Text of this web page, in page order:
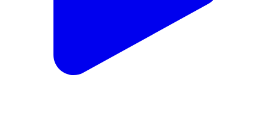
बारादरी पुलिस ने हॉस्टल मोबाइल चोर गैंग का किया पर्दाफाश, 3